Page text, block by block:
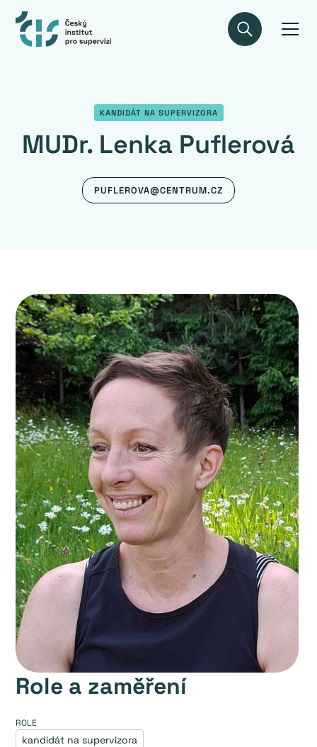
KANDIDÁT NA SUPERVIZORA
MUDr. Lenka Puflerová
PUFLEROVA@CENTRUM.CZ
Role a zaměření
ROLE
kandidát na supervizora